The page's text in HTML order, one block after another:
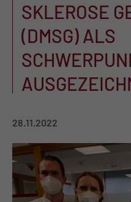
SKLEROSE
(DMSG) ALS
28.11.2022